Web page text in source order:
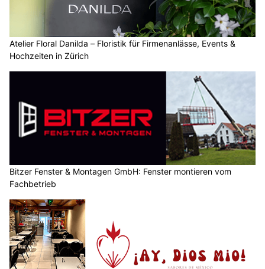
Atelier Floral Danilda – Floristik für Firmenanlässe, Events &
Hochzeiten in Zürich
Bitzer Fenster & Montagen GmbH: Fenster montieren vom
Fachbetrieb